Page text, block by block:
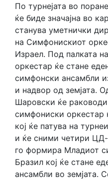
По турнејата во
ќе биде значајна во
станува уметнички
на Симфонискиот
Израел. Под палката
оркестар ќе стане
симфонски ансамбли
и надвор од земјата.
Шаровски ќе
симфониски
кој ќе патува на
и ќе сними четири
го формира Младиот
Бразил кој ќе стане
ансамбли во земјата.